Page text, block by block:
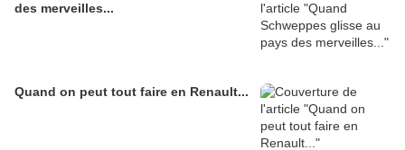
des merveilles...
Quand on peut tout faire en Renault...